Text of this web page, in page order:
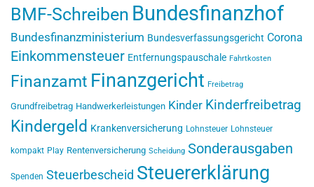
BMF-Schreiben Bundesfinanzhof
Bundesfinanzministerium Bundesverfassungsgericht Corona
Einkommensteuer Entfernungspauschale Fahrtkosten
Finanzamt Finanzgericht Freibetrag
Grundfreibetrag Handwerkerleistungen Kinder Kinderfreibetrag
Kindergeld Krankenversicherung Lohnsteuer Lohnsteuer
kompakt Play Rentenversicherung Scheidung Sonderausgaben
Spenden Steuerbescheid Steuererklärung